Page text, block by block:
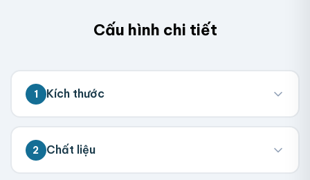
Cấu hình chi tiết
1 Kích thước
💡 Đo kích thước bên trong hộp (nơi chứa
sản phẩm). Chúng tôi sẽ tính toán kích
thước tổng thể.
2 Chất liệu